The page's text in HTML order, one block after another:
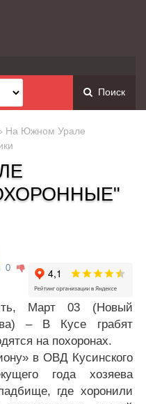
Поиск
На Южном Урале
0
Март 03 (Новый
– В Кусе грабят
на похоронах.
в ОВД Кусинского
года хозяева
где хоронили